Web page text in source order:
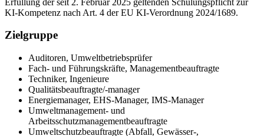
KI-Kompetenz nach Art. 4 der EU KI-Verordnung 2024/1689.
Zielgruppe
Auditoren, Umweltbetriebsprüfer
Fach- und Führungskräfte, Managementbeauftragte
Techniker, Ingenieure
Qualitätsbeauftragte/-manager
Energiemanager, EHS-Manager, IMS-Manager
Umweltmanagement- und
Arbeitsschutzmanagementbeauftragte
Umweltschutzbeauftragte (Abfall, Gewässer-,